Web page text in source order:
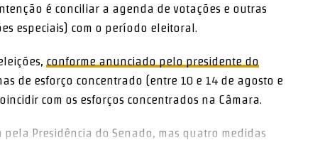
é conciliar a agenda de votações e outras
especiais) com o período eleitoral.
conforme anunciado pelo presidente do
de esforço concentrado (entre 10 e 14 de agosto e
com os esforços concentrados na Câmara
Presidência do Senado, mas quatro medidas